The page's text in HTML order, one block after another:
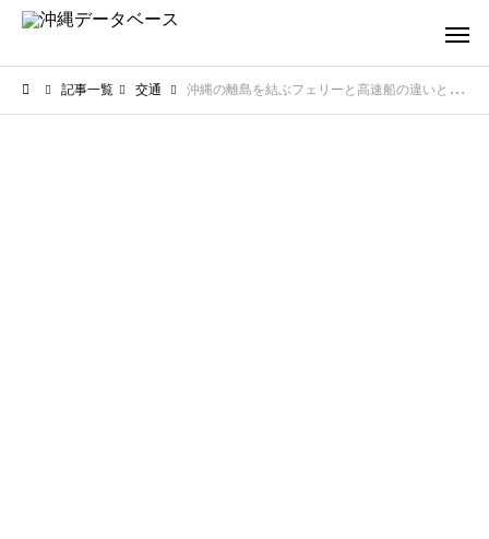
記事一覧 交通 沖縄の離島を結ぶフェリーと高速船の違いとは？旅の目的に合わせた選び方